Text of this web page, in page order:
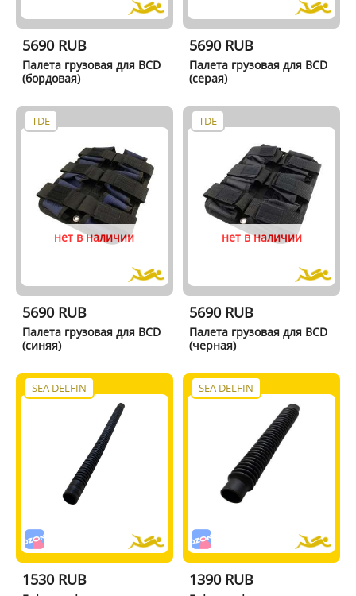
5690 RUB
Палета грузовая для BCD
(бордовая)
5690 RUB
Палета грузовая для BCD
(серая)
TDE
нет в наличии
5690 RUB
Палета грузовая для BCD
(синяя)
TDE
нет в наличии
5690 RUB
Палета грузовая для BCD
(черная)
SEA DELFIN
1530 RUB
SEA DELFIN
1390 RUB